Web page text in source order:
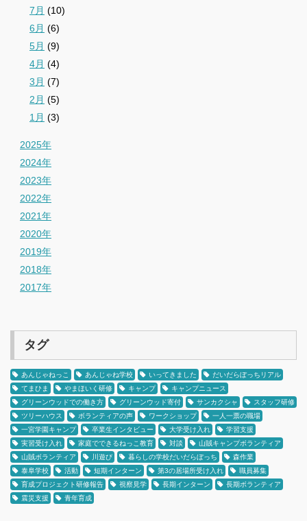
7月 (10)
6月 (6)
5月 (9)
4月 (4)
3月 (7)
2月 (5)
1月 (3)
2025年
2024年
2023年
2022年
2021年
2020年
2019年
2018年
2017年
タグ
あんじゃねっこ あんじゃね学校 いってきました
だいだらぼっちリアル
てまひま
やまほいく研修 キャンプ
キャンプニュース
グリーンウッドでの働き方
グリーンウッド寄付 サンカクシャ
スタッフ研修
ツリーハウス
ボランティアの声 ワークショップ
一人一票の職場
一宮学園キャンプ
卒業生インタビュー 大学受け入れ
学習支援
実習受け入れ
家庭でできるねっこ教育 対談
山賊キャンプボランティア
山賊ボランティア
川遊び 暮らしの学校だいだらぼっち
森作業
泰阜学校
活動 短期インターン 第3の居場所受け入れ
職員募集
育成プロジェクト研修報告
視察見学 長期インターン
長期ボランティア
震災支援
青年育成